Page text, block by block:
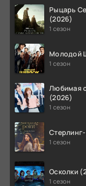
Рыцарь
(2026)
1 сезон
Молодой
1 сезон
Любимая
(2026)
1 сезон
1 сезон
Осколки
1 сезон